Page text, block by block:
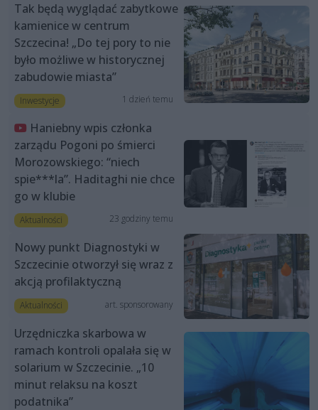
Tak będą wyglądać zabytkowe
kamienice w centrum
Szczecina! „Do tej pory to nie
było możliwe w historycznej
zabudowie miasta”
Inwestycje 1 dzień temu
Haniebny wpis członka
zarządu Pogoni po śmierci
Morozowskiego: “niech
spie***la”. Haditaghi nie chce
go w klubie
Aktualności 23 godziny temu
Nowy punkt Diagnostyki w
Szczecinie otworzył się wraz z
akcją profilaktyczną
Aktualności art. sponsorowany
Urzędniczka skarbowa w
ramach kontroli opalała się w
solarium w Szczecinie. „10
minut relaksu na koszt
podatnika”